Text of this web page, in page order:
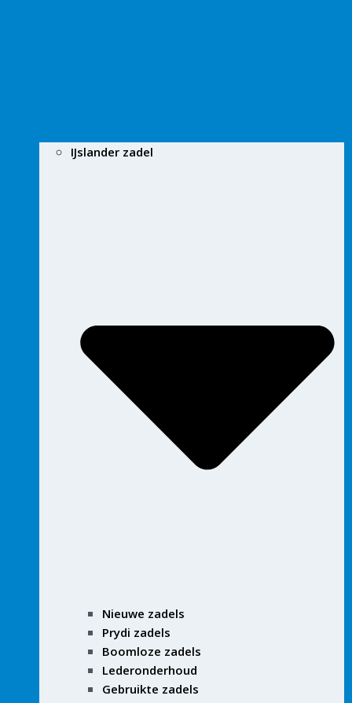
IJslander zadel
Nieuwe zadels
Prydi zadels
Boomloze zadels
Lederonderhoud
Gebruikte zadels